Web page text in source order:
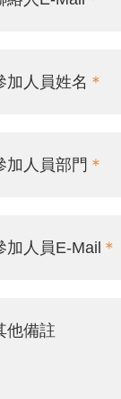
加人員姓名
加人員部門
加人員E-Mail
他備註